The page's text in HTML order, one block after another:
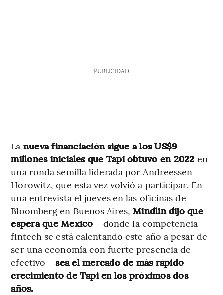
PUBLICIDAD
La nueva financiación sigue a los US$9
millones iniciales que Tapi obtuvo en 2022 en
una ronda semilla liderada por Andreessen
Horowitz, que esta vez volvió a participar. En
una entrevista el jueves en las oficinas de
Bloomberg en Buenos Aires,Mindlin dijo que
espera que México —donde la competencia
fintech se está calentando este año a pesar de
ser una economía con fuerte presencia de
efectivo—sea el mercado de más rápido
crecimiento de Tapi en los próximos dos
años.